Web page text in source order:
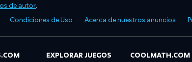
de autor.
Condiciones de Uso Acerca de nuestros anuncios
EXPLORAR JUEGOS COOLMATH.COM